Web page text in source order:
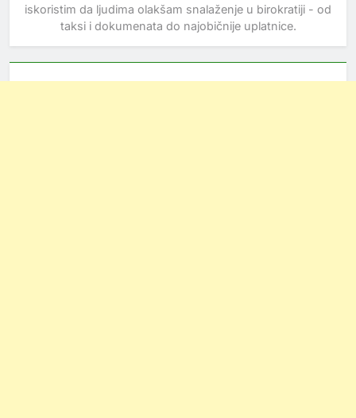
iskoristim da ljudima olakšam snalaženje u birokratiji - od
taksi i dokumenata do najobičnije uplatnice.